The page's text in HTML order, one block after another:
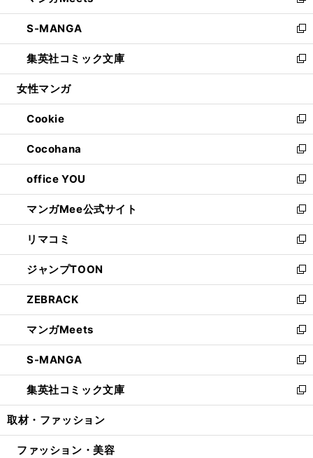
開
く
ウ
で
開
く
ン
ド
ウ
で
開
ウ
ィ
ン
ド
ウ
開
く
し
い
ウ
ィ
ン
ウ
で
開
く
S-MANGA
新
し
い
ウ
ン
ド
ウ
で
開
く
集英社コミック文庫
新
し
ウ
ィ
ン
ド
ウ
で
開
く
女性マンガ
Cookie
新
し
い
ウ
ィ
ン
ド
ウ
で
開
く
Cocohana
新
し
い
ウ
ィ
ン
ド
ウ
で
開
く
office YOU
新
し
い
ウ
ィ
ン
ド
ウ
で
開
く
マンガMee公式サイト
新
し
い
ウ
ィ
ン
ド
ウ
で
開
く
リマコミ
新
し
い
ウ
ィ
ン
ド
ウ
で
開
く
ジャンプTOON
新
し
い
ウ
ィ
ン
ド
ウ
で
開
ZEBRACK
新
し
い
ウ
ィ
ン
ド
ウ
開
マンガMeets
新
し
い
ウ
ィ
ン
ウ
S-MANGA
新
し
い
ウ
ン
集英社コミック文庫
新
し
ウ
取材・ファッション
ファッション・美容